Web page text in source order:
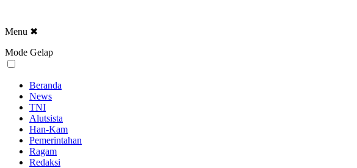
Menu ✖
Mode Gelap
Beranda
News
TNI
Alutsista
Han-Kam
Pemerintahan
Ragam
Redaksi